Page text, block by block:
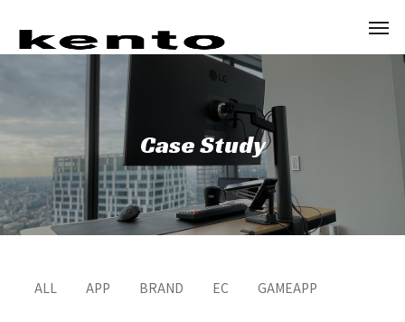
Case Study
ALL APP BRAND EC GAMEAPP